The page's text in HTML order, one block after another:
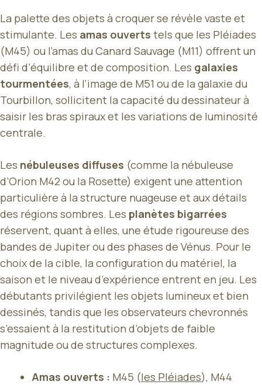
La palette des objets à croquer se révèle vaste et
stimulante. Les amas ouverts tels que les Pléiades
(M45) ou l’amas du Canard Sauvage (M11) offrent un
défi d’équilibre et de composition. Les galaxies
tourmentées, à l’image de M51 ou de la galaxie du
Tourbillon, sollicitent la capacité du dessinateur à
saisir les bras spiraux et les variations de luminosité
centrale.
Les nébuleuses diffuses (comme la nébuleuse
d’Orion M42 ou la Rosette) exigent une attention
particulière à la structure nuageuse et aux détails
des régions sombres. Les planètes bigarrées
réservent, quant à elles, une étude rigoureuse des
bandes de Jupiter ou des phases de Vénus. Pour le
choix de la cible, la configuration du matériel, la
saison et le niveau d’expérience entrent en jeu. Les
débutants privilégient les objets lumineux et bien
dessinés, tandis que les observateurs chevronnés
s’essaient à la restitution d’objets de faible
magnitude ou de structures complexes.
Amas ouverts : M45 (les Pléiades), M44